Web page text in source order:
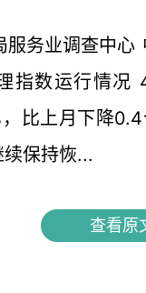
服务业调查中
指数运行情况
，比上月下降
保持恢...
查看原